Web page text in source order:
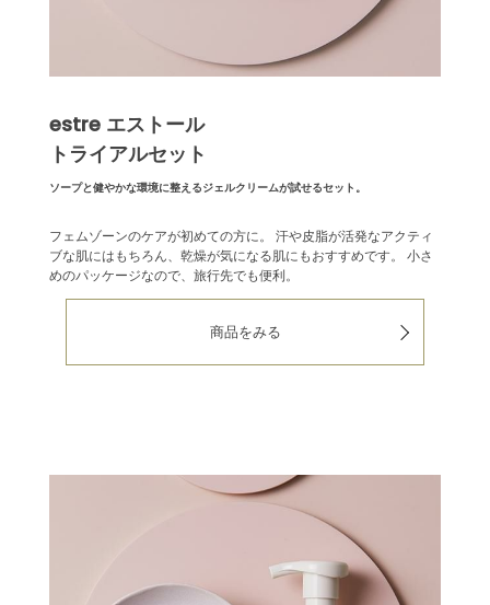
estre エストール
トライアルセット
ソープと健やかな環境に整えるジェルクリームが試せるセット。
フェムゾーンのケアが初めての方に。
汗や皮脂が活発なアクティ
ブな肌にはもちろん、乾燥が気になる肌にもおすすめです。
小さ
めのパッケージなので、旅行先でも便利。
商品をみる